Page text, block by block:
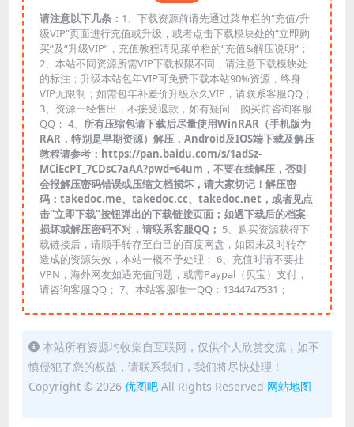
请注意以下几条： 1、下载资源前请先通过菜单栏的“充值/升
级VIP”页面进行充值或升级，或者点击下载模块处的“立即购
买”及“升级VIP”，充值教程请见菜单栏的“充值&解压说明”；
2、本站不同资源所需VIP下载权限不同，请注意下载模块处
的标注；升级本站包年VIP可免费下载本站90%资源，终身
VIP无限制；如需包年补差价升级永久VIP，请联系客服QQ；
3、资源一经售出，不接受退款，如有疑问，购买前咨询客服
QQ； 4、 所有压缩包请下载后尽量使用WinRAR（手机版为
RAR，特别是早期资源）解压，Android及IOS端下载及解压
教程请参考：https://pan.baidu.com/s/1adSz-
MCiEcPT_7CDsC7aAA?pwd=64um，不要在线解压，否则
会报解压密码错误或压缩文档损坏，请大家切记！解压密
码：takedoc.me、takedoc.cc、takedoc.net，或者见点
击“立即下载”按钮弹出的下载链接页面；如遇下载后的档案
损坏或解压密码不对，请联系客服QQ； 5、购买资源获得下
载链接后，请顺手转存至自己的百度网盘，如因未及时转存
造成的资源失效，本站一概不予处理； 6、充值时请不要挂
VPN，海外网友如遇充值问题，或需Paypal（贝宝）支付，
请咨询客服QQ； 7、本站客服唯一QQ：1344747531；
本站所有资源均收集自互联网，仅供个人欣赏交流，如不
慎侵犯了您的权益，请联系我们，我们将尽快处理！
Copyright © 2026 优图吧 All Rights Reserved 网站地图